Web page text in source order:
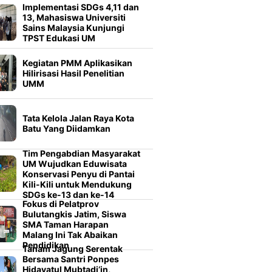
Implementasi SDGs 4,11 dan
13, Mahasiswa Universiti
Sains Malaysia Kunjungi
TPST Edukasi UM
Kegiatan PMM Aplikasikan
Hilirisasi Hasil Penelitian
UMM
Tata Kelola Jalan Raya Kota
Batu Yang Diidamkan
Tim Pengabdian Masyarakat
UM Wujudkan Eduwisata
Konservasi Penyu di Pantai
Kili-Kili untuk Mendukung
SDGs ke-13 dan ke-14
Fokus di Pelatprov
Bulutangkis Jatim, Siswa
SMA Taman Harapan
Malang Ini Tak Abaikan
Pendidikan
Tanam Jagung Serentak
Bersama Santri Ponpes
Hidayatul Mubtadi’in,